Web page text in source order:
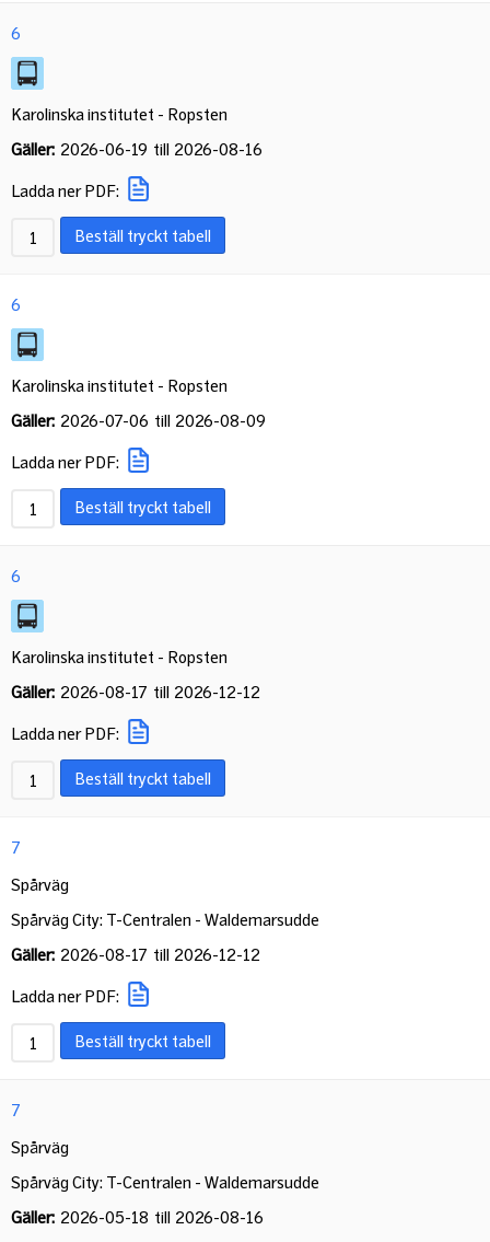
6
Karolinska institutet - Ropsten
Gäller: 2026-06-19 till 2026-08-16
Ladda ner PDF:
Beställ tryckt tabell
6
Karolinska institutet - Ropsten
Gäller: 2026-07-06 till 2026-08-09
Ladda ner PDF:
Beställ tryckt tabell
6
Karolinska institutet - Ropsten
Gäller: 2026-08-17 till 2026-12-12
Ladda ner PDF:
Beställ tryckt tabell
7
Spårväg
Spårväg City: T-Centralen - Waldemarsudde
Gäller: 2026-08-17 till 2026-12-12
Ladda ner PDF:
Beställ tryckt tabell
7
Spårväg
Spårväg City: T-Centralen - Waldemarsudde
Gäller: 2026-05-18 till 2026-08-16